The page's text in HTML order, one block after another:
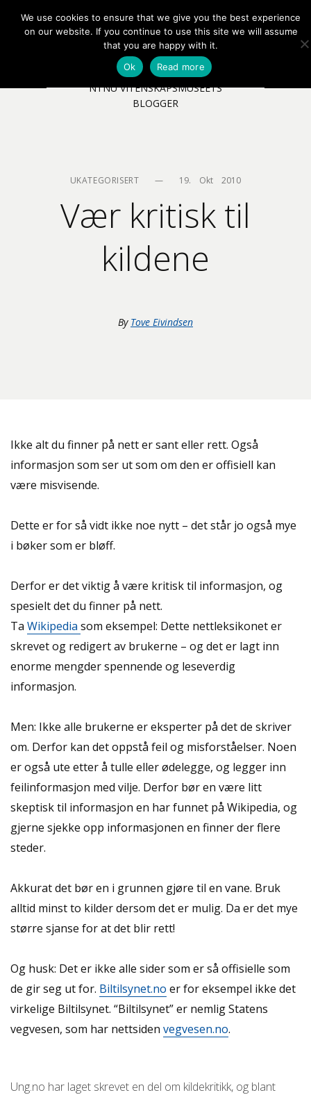
MENY EN NB
NTNU VITENSKAPSMUSEETS
BLOGGER
UKATEGORISERT — 19.    Okt    2010
Vær kritisk til
kildene
By Tove Eivindsen
Ikke alt du finner på nett er sant eller rett. Også
informasjon som ser ut som om den er offisiell kan
være misvisende.
Dette er for så vidt ikke noe nytt – det står jo også mye
i bøker som er bløff.
Derfor er det viktig å være kritisk til informasjon, og
spesielt det du finner på nett.
Ta Wikipedia som eksempel: Dette nettleksikonet er
skrevet og redigert av brukerne – og det er lagt inn
enorme mengder spennende og leseverdig
informasjon.
Men: Ikke alle brukerne er eksperter på det de skriver
om. Derfor kan det oppstå feil og misforståelser. Noen
er også ute etter å tulle eller ødelegge, og legger inn
feilinformasjon med vilje. Derfor bør en være litt
skeptisk til informasjon en har funnet på Wikipedia, og
gjerne sjekke opp informasjonen en finner der flere
steder.
Akkurat det bør en i grunnen gjøre til en vane. Bruk
alltid minst to kilder dersom det er mulig. Da er det mye
større sjanse for at det blir rett!
Og husk: Det er ikke alle sider som er så offisielle som
de gir seg ut for. Biltilsynet.no er for eksempel ikke det
virkelige Biltilsynet. “Biltilsynet” er nemlig Statens
vegvesen, som har nettsiden vegvesen.no.
Ung.no har laget skrevet en del om kildekritikk, og blant
We use cookies to ensure that we give you the best experience
on our website. If you continue to use this site we will assume
that you are happy with it.
Ok
Read more